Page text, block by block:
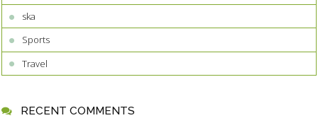
ska
Sports
Travel
RECENT COMMENTS